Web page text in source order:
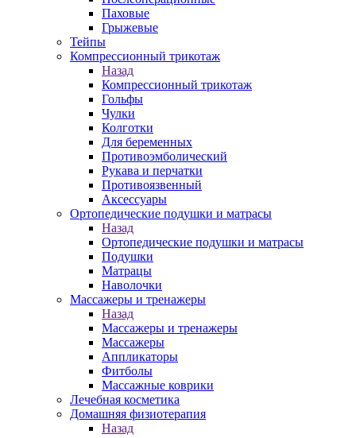
Паховые
Грыжевые
Тейпы
Компрессионный трикотаж
Назад
Компрессионный трикотаж
Гольфы
Чулки
Колготки
Для беременных
Противоэмболический
Рукава и перчатки
Противоязвенный
Аксессуары
Ортопедические подушки и матрасы
Назад
Ортопедические подушки и матрасы
Подушки
Матрацы
Наволочки
Массажеры и тренажеры
Назад
Массажеры и тренажеры
Массажеры
Аппликаторы
Фитболы
Массажные коврики
Лечебная косметика
Домашняя физиотерапия
Назад